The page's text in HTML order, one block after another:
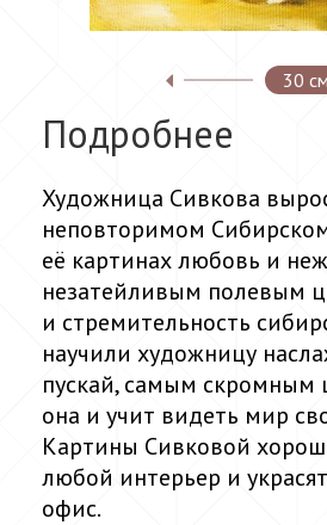
30 см
Подробнее
Художница Сивкова
неповторимом
её картинах любовь и
незатейливым полевым
и стремительность
научили художницу
пускай, самым скромным
она и учит видеть мир
Картины Сивковой
любой интерьер и
офис.